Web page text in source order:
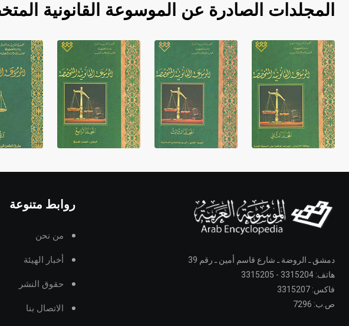
المجلدات الصادرة عن الموسوعة القانونية
دمشق ـ الروضة ـ شارع قاسم أمين ـ رقم 39
هاتف: 3315204 - 3315205
فاكس: 3315207
ص.ب: 7296
روابط متنوعة
من نحن
أخبار الهيئة
حقوق النشر
الاتصال بنا